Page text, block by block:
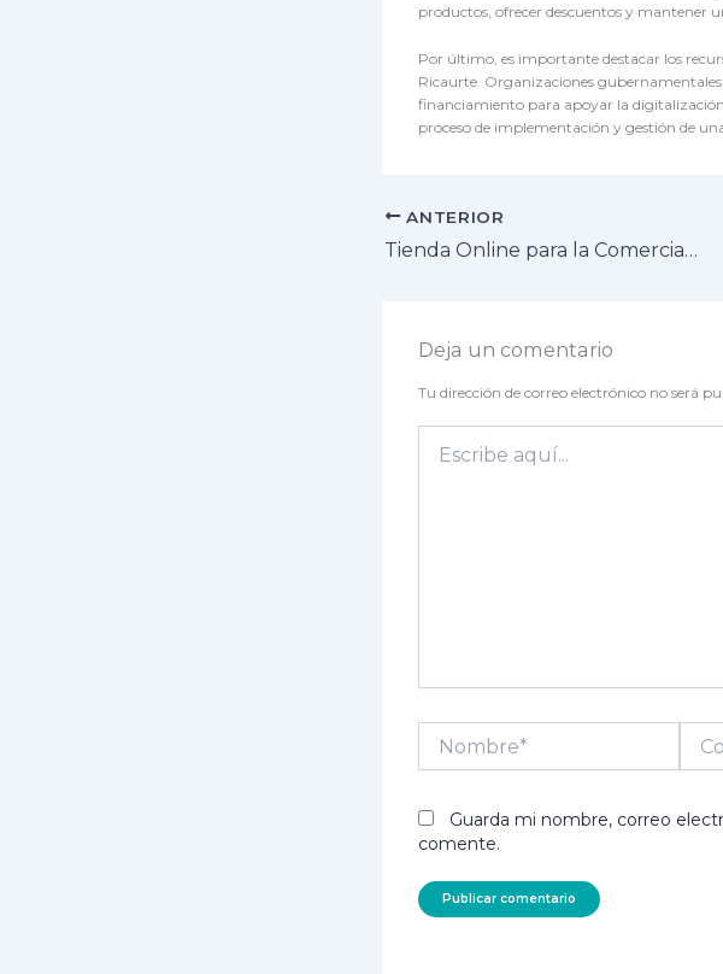
productos, ofrecer descuentos y mantener
Por último, es importante destacar los
Ricaurte. Organizaciones
financiamiento para apoyar la digitalización
proceso de implementación y gestión de
ANTERIOR
Tienda Online para la Comercialización de Productos y Servicios de Emprendedores, Comerciantes y Empresarios en el Municipio de Ricaurte, Cundinamarca
Deja un comentario
Tu dirección de correo electrónico no será
aquí...
Nombre*
Guarda mi nombre, correo
comente.